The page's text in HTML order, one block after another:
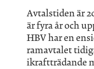
Avtalstiden är
är fyra år och
HBV har en
ramavtalet
ikraftträdande